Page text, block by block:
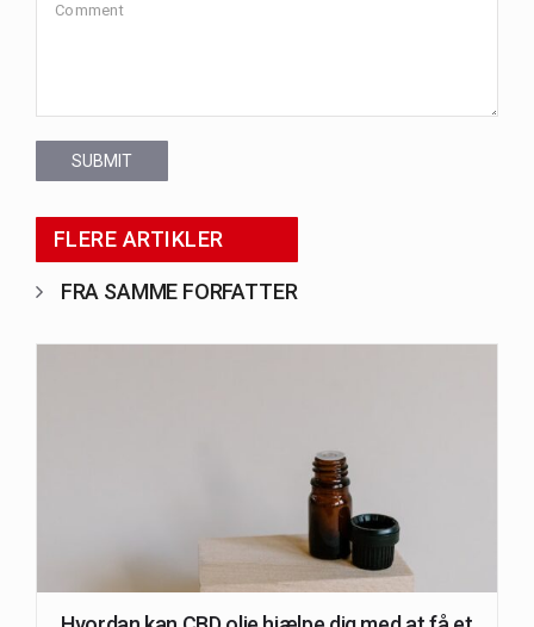
SUBMIT
FLERE ARTIKLER
FRA SAMME FORFATTER